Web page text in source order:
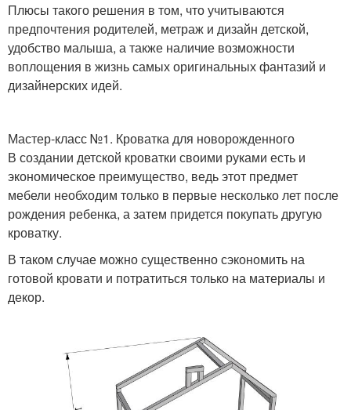
Плюсы такого решения в том, что учитываются
предпочтения родителей, метраж и дизайн детской,
удобство малыша, а также наличие возможности
воплощения в жизнь самых оригинальных фантазий и
дизайнерских идей.
Мастер-класс №1. Кроватка для новорожденного
В создании детской кроватки своими руками есть и
экономическое преимущество, ведь этот предмет
мебели необходим только в первые несколько лет после
рождения ребенка, а затем придется покупать другую
кроватку.
В таком случае можно существенно сэкономить на
готовой кровати и потратиться только на материалы и
декор.